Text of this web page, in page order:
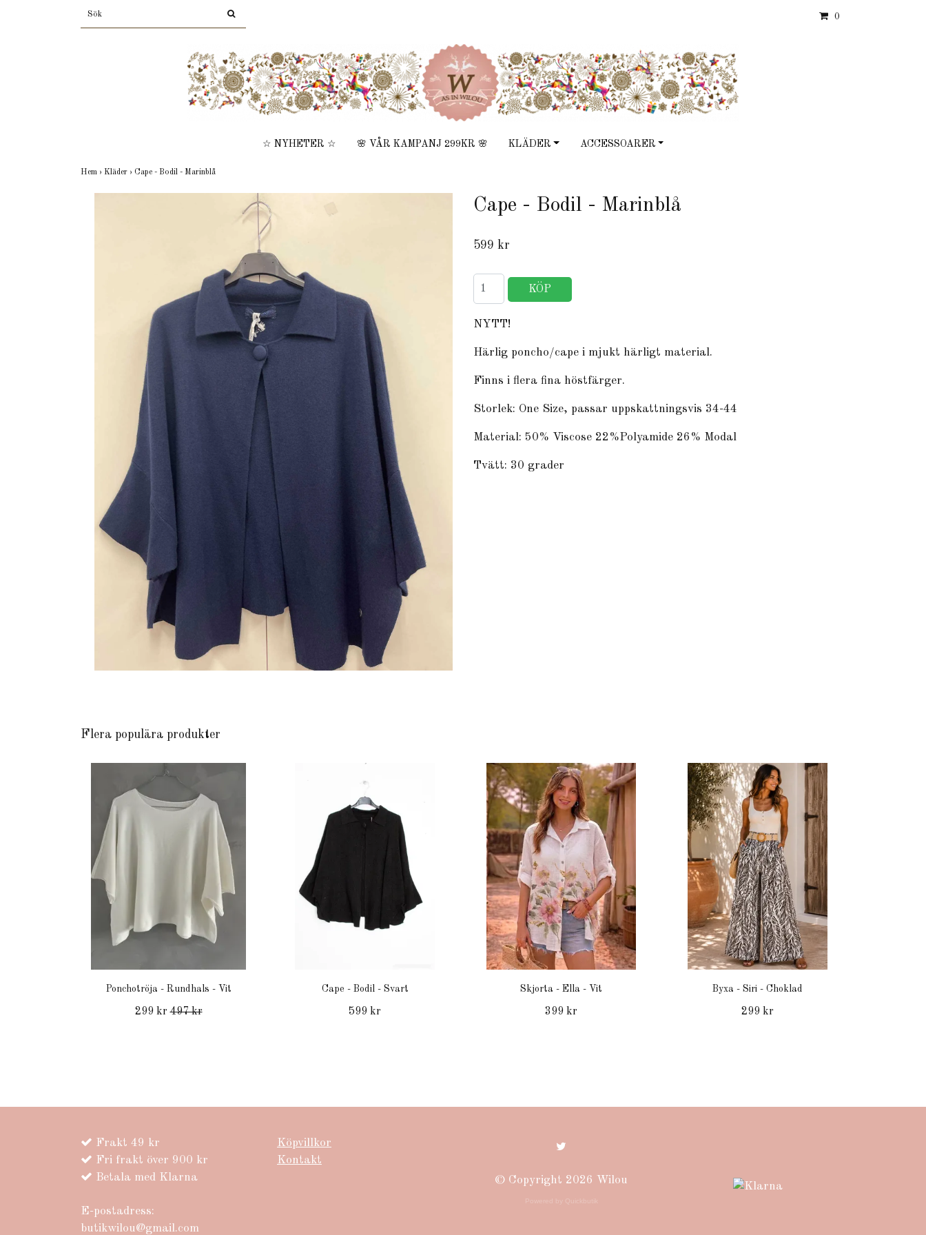
0
☆ NYHETER ☆ 🌸 VÅR KAMPANJ 299KR 🌸 KLÄDER ACCESSOARER
Hem › Kläder › Cape - Bodil - Marinblå
Cape - Bodil - Marinblå
599 kr
NYTT!
Härlig poncho/cape i mjukt härligt material.
Finns i flera fina höstfärger.
Storlek: One Size, passar uppskattningsvis 34-44
Material: 50% Viscose 22%Polyamide 26% Modal
Tvätt: 30 grader
Flera populära produkter
Ponchotröja - Rundhals - Vit
299 kr497 kr
Cape - Bodil - Svart
599 kr
Skjorta - Ella - Vit
399 kr
Byxa - Siri - Choklad
299 kr
Frakt 49 kr
Fri frakt över 900 kr
Betala med Klarna
E-postadress:
butikwilou@gmail.com
Köpvillkor
Kontakt
© Copyright 2026 Wilou
Powered by Quickbutik